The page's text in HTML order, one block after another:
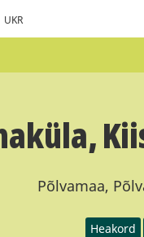
UKR
Põlvamaa,
Heakord